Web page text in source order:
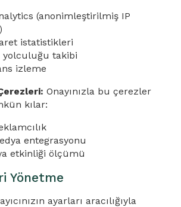
(anonimleştirilmiş IP
istatistikleri
yolculuğu takibi
izleme
Onayınızla bu çerezler
kılar:
entegrasyonu
etkinliği ölçümü
Yönetme
ayarları aracılığıyla